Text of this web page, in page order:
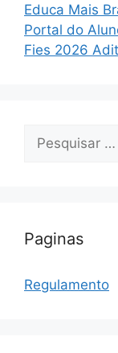
Educa Mais
Portal do
Fies 2026
por:
Paginas
Regulamento